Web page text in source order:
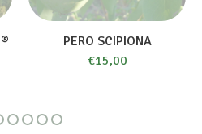
PERO SCIPIONA
€15,00